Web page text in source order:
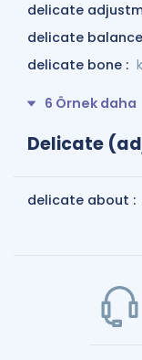
delicate
delicate
delicate bone :
6 Örnek daha
Delicate
delicate about :